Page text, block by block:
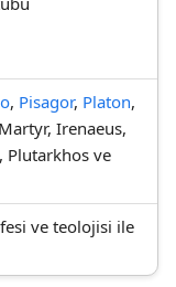
, Pisagor, Platon,
Irenaeus,
Plutarkhos ve
ve teolojisi ile